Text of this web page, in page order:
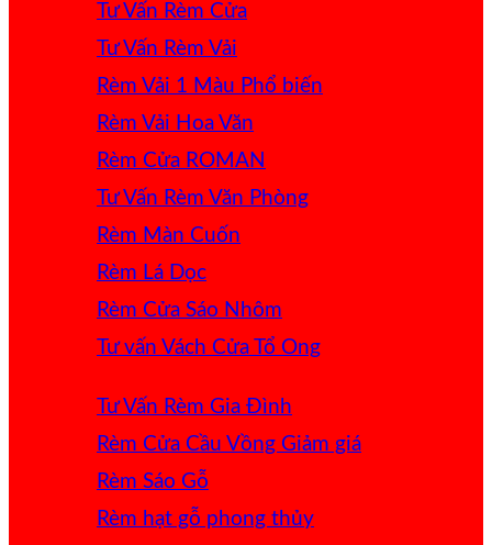
Tư Vấn Rèm Cửa
Tư Vấn Rèm Vải
Rèm Vải 1 Màu
Rèm Vải Hoa Văn
Rèm Cửa ROMAN
Tư Vấn Rèm Văn Phòng
Rèm Màn Cuốn
Rèm Lá Dọc
Rèm Cửa Sáo Nhôm
Tư vấn Vách Cửa Tổ Ong
Tư Vấn Rèm Gia Đình
Rèm Cửa Cầu Vồng
Rèm Sáo Gỗ
Rèm hạt gỗ phong thủy